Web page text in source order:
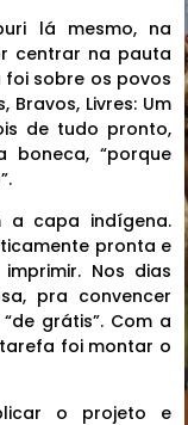
lá mesmo, na
centrar na pauta
sobre os povos
Bravos, Livres: Um
de tudo pronto,
boneca, “porque
a capa indígena.
pronta e
Nos dias
pra convencer
grátis”. Com a
foi montar o
o projeto e